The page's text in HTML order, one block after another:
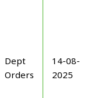
Dept
Orders
14-08-
2025